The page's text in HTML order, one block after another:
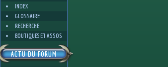
INDEX
GLOSSAIRE
RECHERCHE
BOUTIQUES ET ASSOS
ACTU DU FORUM